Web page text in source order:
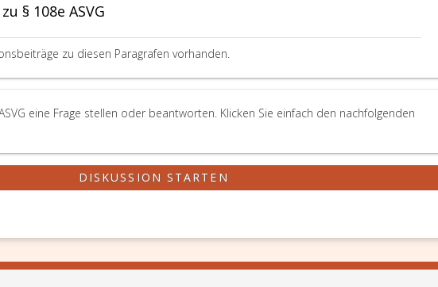
§ 108e ASVG
zu diesen Paragrafen vorhanden.
eine Frage stellen oder beantworten. Klicken Sie einfach den nachfolgenden
DISKUSSION STARTEN